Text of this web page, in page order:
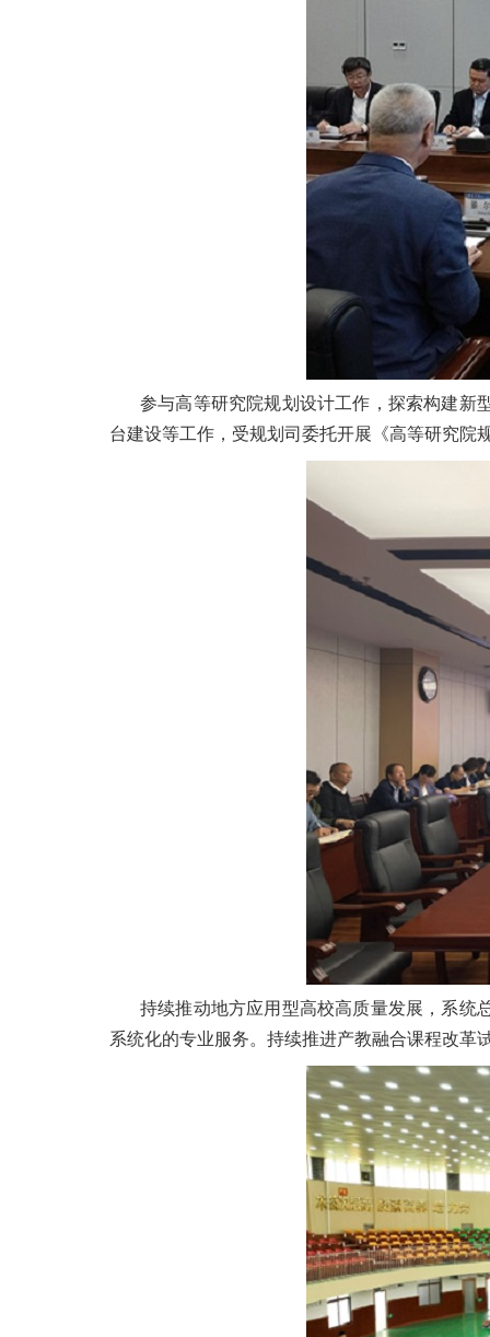
参与高等研究院规划设计工作，探索构建新
台建设等工作，受规划司委托开展《高等研究院
持续推动地方应用型高校高质量发展，系统
系统化的专业服务。持续推进产教融合课程改革